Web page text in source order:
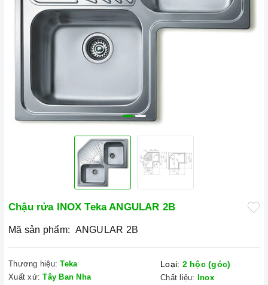
Chậu rửa INOX Teka ANGULAR 2B
Mã sản phẩm: ANGULAR 2B
Thương hiệu: Teka
Xuất xứ: Tây Ban Nha
Loại: 2 hộc (góc)
Chất liệu:
Inox